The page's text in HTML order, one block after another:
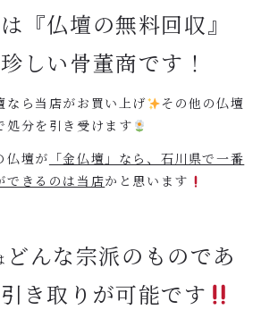
『仏壇の無料回収』
しい骨董商です！
なら当店がお買い上げ
その他の仏壇
処分を引き受けます
仏壇が 「金仏壇」なら、石川県で一番
できるのは当店かと思います
どんな宗派のものであ
き取りが可能です